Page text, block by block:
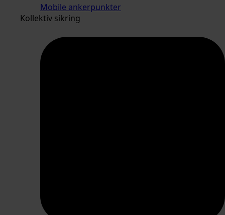
Mobile ankerpunkter
Kollektiv sikring